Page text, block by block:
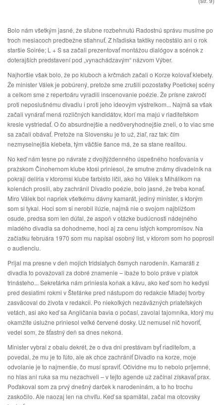
Bolo nám všetkým jasné, že sľubne rozbehnutú Radostnú správu musíme po
troch mesiacoch predbežne stiahnuť. Z hľadiska taktiky neobstálo ani o rok
staršie Soirée; L + S sa začali prezentovať montážou dialógov a scénok z
doterajších predstavení pod „vynachádzavým“ názvom Výber.
Najhoršie však bolo, že po kluboch a krčmách začali o Korze kolovať klebety.
Že minister Válek je pobúrený, pretože sme zrušili pozostatky Poetickej scény
a celkom sme z repertoáru vyradili inscenovanie poézie. Že prísne zakročí
proti neposlušnému divadlu i proti jeho ideovým výstrelkom... Najmä sa však
začali vynárať mená rozličných kandidátov, ktorí ma majú v riaditeľskom
kresle vystriedať. O čo absurdnejšie a nedôveryhodnejšie zneli, o to viac sme
sa začali obávať. Pretože na Slovensku je to už, žiaľ, raz tak: čím
nezmyselnejšia klebeta, tým väčšie šance má, že sa stane realitou.
No keď nám tesne po návrate z dvojtýždenného úspešného hosťovania v
pražskom Činohernom klube ktosi priniesol, že smutne známy divadelník na
pokraji delíria v ktoromsi klube farbisto líčil, ako ho Válek s Mihálikom na
kolenách prosili, aby zachránil Divadlo poézie, bolo jasné, že treba konať.
Miro Válek bol napriek všetkému dávny kamarát, jediný minister, s ktorým
som si tykal. Hoci som si nerobil ilúzie, najmä nie o svojom najbližšom
osude, predsa som len dúfal, že aspoň v otázke budúcnosti nádejného
mladého divadla sa dohodneme, hoci aj za cenu istých kompromisov. Na
začiatku februára 1970 som mu napísal osobný list, v ktorom som ho poprosil
o audienciu.
Prijal ma presne v deň mojich tridsiatych ôsmych narodenín. Kamaráti z
divadla to považovali za dobré znamenie – ibaže to bolo práve v piatok
trinásteho... Sekretárka nám priniesla koňak a kávu, ako keď som ho kedysi
pred desiatimi rokmi v Štefánke pred nástupom do redakcie Mladej tvorby
zasväcoval do života v redakcii. Po niekoľkých nezáväzných priateľských
vetách, asi ako keď sa Angličania bavia o počasí, zavolal tajomníka, ktorý mu
okamžite úslužne priniesol veľké červené dosky. Už nemusel nič hovoriť,
vedel som, že šťastný deň sa dnes nekoná.
Minister vybral z obalu dekrét, že o dva dni prestávam byť riaditeľom, a
povedal, že mu je to ľúto, ale ak chce zachrániť Divadlo na korze, moje
odvolanie je to najmenšie, čo musí spraviť. Očividne mu to nebolo príjemné,
no hlas ani ruka sa mu nezachveli – v tejto agende už začínal získavať prax.
Poďakoval som za prvý dnešný darček k narodeninám, a to ho trochu
zaskočilo. Ale naozaj len na chvíľu. Keď sa spamätal, začal ma otcovsky